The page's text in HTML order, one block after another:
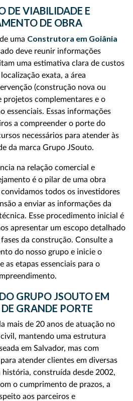
DE VIABILIDADE E
DE OBRA
uma Construtora em Goiânia
deve reunir informações
uma estimativa clara de custos
exata, a área
(construção nova ou
projetos complementares e o
essenciais. Essas informações
a compreender o porte do
necessários para atender às
da marca Grupo JSouto.
na relação comercial e
é o pilar de uma obra
todos os investidores
a enviar as informações da
Esse procedimento inicial é
apresentar um escopo detalhado
da construção. Consulte a
do nosso grupo e inicie o
as etapas essenciais para o
GRUPO JSOUTO EM
GRANDE PORTE
mais de 20 anos de atuação no
mantendo uma estrutura
em Salvador, mas com
atender clientes em diversas
história, construída desde 2002,
o cumprimento de prazos, a
aos parceiros e